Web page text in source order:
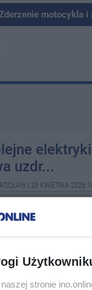
motocykla
uzdr...
20 KWIETNIA 2026
elektrycznych i
naszej stronie